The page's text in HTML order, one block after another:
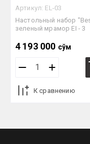
Артикул: EL-03
Настольный набор
зеленый мрамор EI - 3
4 193 000 сўм
К сравнению